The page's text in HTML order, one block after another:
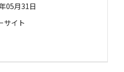
05月31日
サイト